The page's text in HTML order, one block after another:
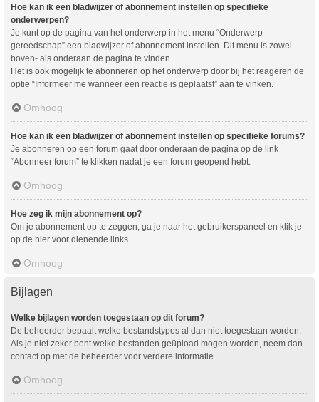
Hoe kan ik een bladwijzer of abonnement instellen op specifieke
onderwerpen?
Je kunt op de pagina van het onderwerp in het menu “Onderwerp
gereedschap” een bladwijzer of abonnement instellen. Dit menu is zowel
boven- als onderaan de pagina te vinden.
Het is ook mogelijk te abonneren op het onderwerp door bij het reageren de
optie “Informeer me wanneer een reactie is geplaatst” aan te vinken.
Omhoog
Hoe kan ik een bladwijzer of abonnement instellen op specifieke forums?
Je abonneren op een forum gaat door onderaan de pagina op de link
“Abonneer forum” te klikken nadat je een forum geopend hebt.
Omhoog
Hoe zeg ik mijn abonnement op?
Om je abonnement op te zeggen, ga je naar het gebruikerspaneel en klik je
op de hier voor dienende links.
Omhoog
Bijlagen
Welke bijlagen worden toegestaan op dit forum?
De beheerder bepaalt welke bestandstypes al dan niet toegestaan worden.
Als je niet zeker bent welke bestanden geüpload mogen worden, neem dan
contact op met de beheerder voor verdere informatie.
Omhoog